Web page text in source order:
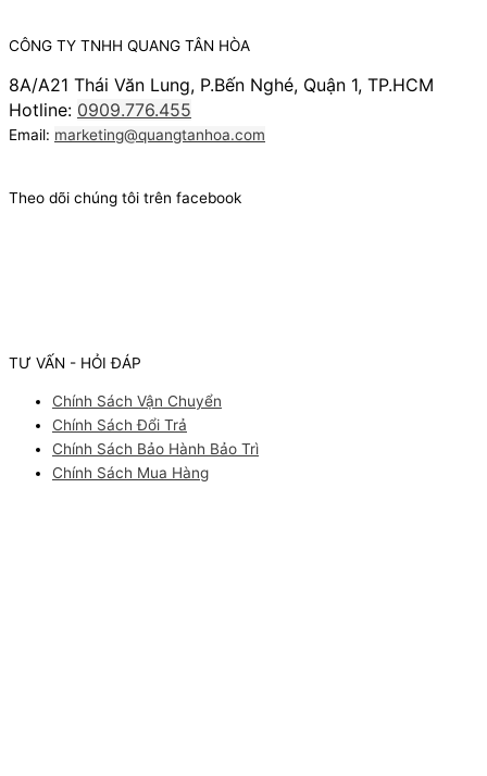
CÔNG TY TNHH QUANG TÂN HÒA
8A/A21 Thái Văn Lung, P.Bến Nghé, Quận 1, TP.HCM
Hotline: 0909.776.455
Email: marketing@quangtanhoa.com
Theo dõi chúng tôi trên facebook
TƯ VẤN - HỎI ĐÁP
Chính Sách Vận Chuyển
Chính Sách Đổi Trả
Chính Sách Bảo Hành Bảo Trì
Chính Sách Mua Hàng